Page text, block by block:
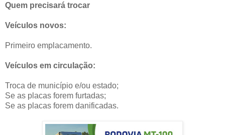
Quem precisará trocar
Veículos novos:
Primeiro emplacamento.
Veículos em circulação:
Troca de município e/ou estado;
Se as placas forem furtadas;
Se as placas forem danificadas.